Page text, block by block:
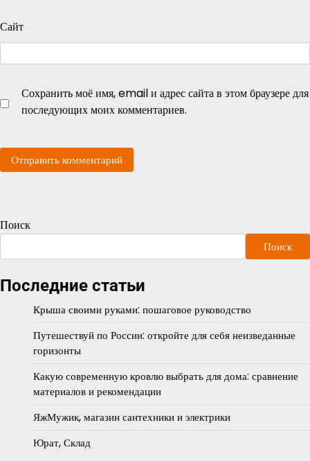
Сайт
Сохранить моё имя, email и адрес сайта в этом браузере для
последующих моих комментариев.
Поиск
Поиск
Последние статьи
Крыша своими руками: пошаговое руководство
Путешествуй по России: откройте для себя неизведанные
горизонты
Какую современную кровлю выбрать для дома: сравнение
материалов и рекомендации
ЯжМужик, магазин сантехники и электрики
Юрат, Склад